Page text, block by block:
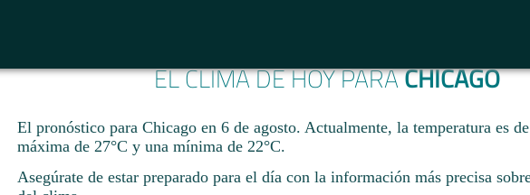
EL CLIMA DE HOY PARACHICAGO
El pronóstico para Chicago en 6 de agosto. Actualmente, la temperatura es
máxima de 27°C y una mínima de 22°C.
Asegúrate de estar preparado para el día con la información más precisa